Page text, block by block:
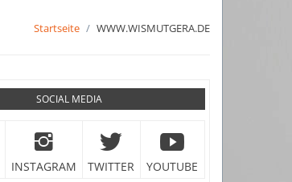
Startseite WWW.WISMUTGERA.DE
SOCIAL MEDIA
INSTAGRAM TWITTER YOUTUBE